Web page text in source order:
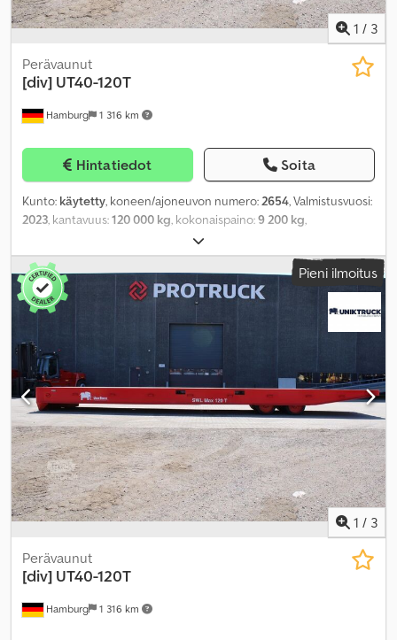
1 / 3
Hamburg 1 316 km
Perävaunut
[div] UT40-120T
Hintatiedot Soita
Kunto: käytetty, koneen/ajoneuvon numero:2654, Valmistusvuosi:
2023, kantavuus:120 000 kg, kokonaispaino:9 200 kg,
Pieni ilmoitus
1 / 3
Hamburg 1 316 km
Perävaunut
[div] UT40-120T